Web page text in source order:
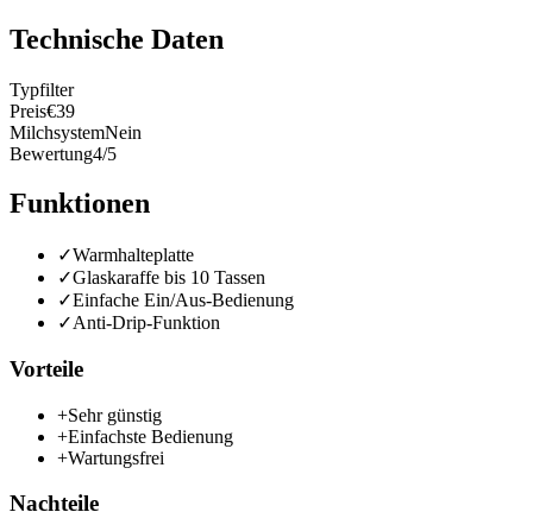
Technische Daten
Typfilter
Preis€39
MilchsystemNein
Bewertung4/5
Funktionen
✓Warmhalteplatte
✓Glaskaraffe bis 10 Tassen
✓Einfache Ein/Aus-Bedienung
✓Anti-Drip-Funktion
Vorteile
+Sehr günstig
+Einfachste Bedienung
+Wartungsfrei
Nachteile